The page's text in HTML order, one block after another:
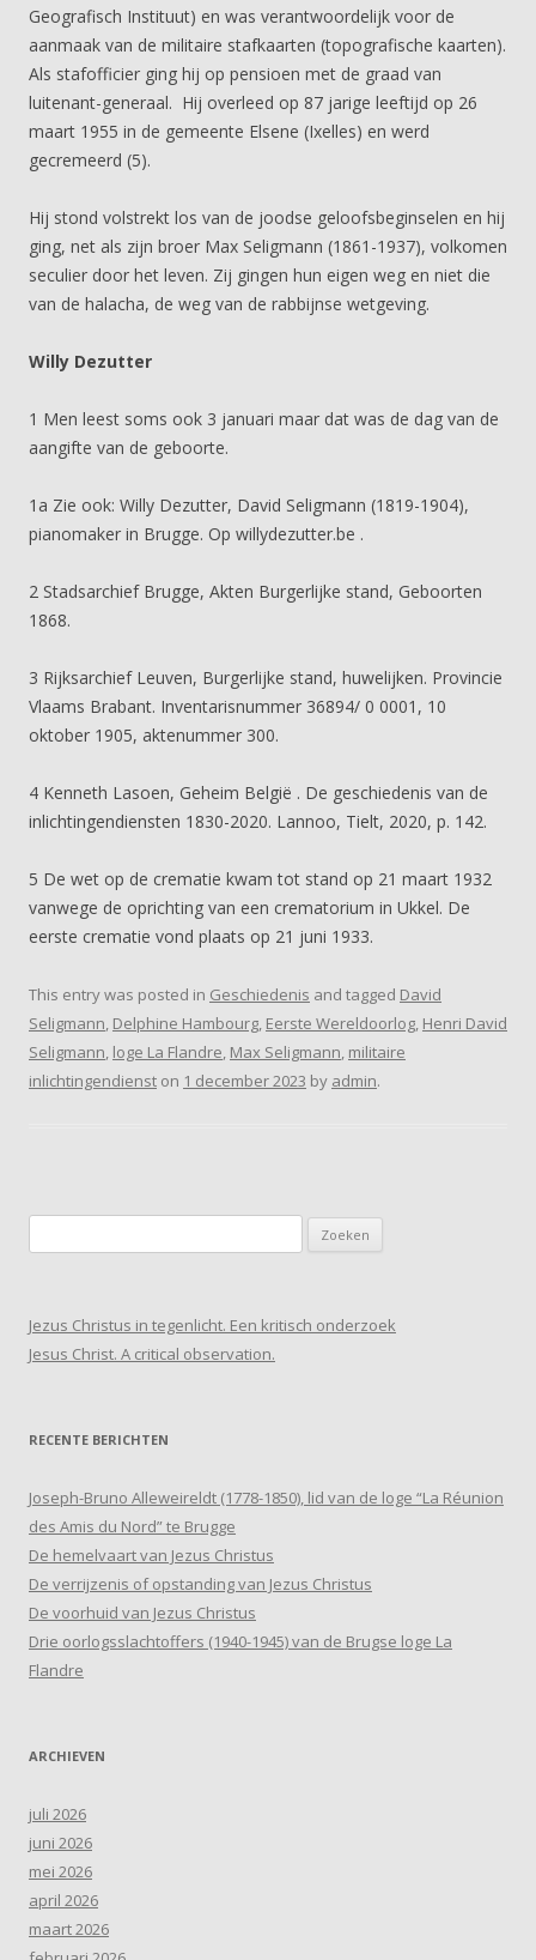
Geografisch Instituut) en was verantwoordelijk voor de
aanmaak van de militaire stafkaarten (topografische kaarten).
Als stafofficier ging hij op pensioen met de graad van
luitenant-generaal. Hij overleed op 87 jarige leeftijd op 26
maart 1955 in de gemeente Elsene (Ixelles) en werd
gecremeerd (5).
Hij stond volstrekt los van de joodse geloofsbeginselen en hij
ging, net als zijn broer Max Seligmann (1861-1937), volkomen
seculier door het leven. Zij gingen hun eigen weg en niet die
van de halacha, de weg van de rabbijnse wetgeving.
Willy Dezutter
1 Men leest soms ook 3 januari maar dat was de dag van de
aangifte van de geboorte.
1a Zie ook: Willy Dezutter, David Seligmann (1819-1904),
pianomaker in Brugge. Op willydezutter.be .
2 Stadsarchief Brugge, Akten Burgerlijke stand, Geboorten
1868.
3 Rijksarchief Leuven, Burgerlijke stand, huwelijken. Provincie
Vlaams Brabant. Inventarisnummer 36894/ 0 0001, 10
oktober 1905, aktenummer 300.
4 Kenneth Lasoen, Geheim België . De geschiedenis van de
inlichtingendiensten 1830-2020. Lannoo, Tielt, 2020, p. 142.
5 De wet op de crematie kwam tot stand op 21 maart 1932
vanwege de oprichting van een crematorium in Ukkel. De
eerste crematie vond plaats op 21 juni 1933.
This entry was posted in Geschiedenis and tagged David
Seligmann, Delphine Hambourg, Eerste Wereldoorlog, Henri David
Seligmann, loge La Flandre, Max Seligmann, militaire
inlichtingendienst on 1 december 2023 by admin.
naar:
Jezus Christus in tegenlicht. Een kritisch onderzoek
Jesus Christ. A critical observation.
RECENTE BERICHTEN
Joseph-Bruno Alleweireldt (1778-1850), lid van de loge “La Réunion
des Amis du Nord” te Brugge
De hemelvaart van Jezus Christus
De verrijzenis of opstanding van Jezus Christus
De voorhuid van Jezus Christus
Drie oorlogsslachtoffers (1940-1945) van de Brugse loge La
Flandre
ARCHIEVEN
juli 2026
juni 2026
mei 2026
april 2026
maart 2026